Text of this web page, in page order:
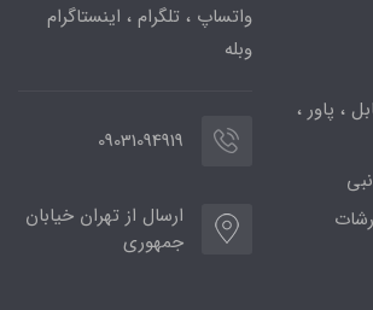
، پاور ،
واتساپ ، تلگرام ، اینستاگرام
وبله
09031094919
ارسال از تهران خیابان
جمهوری